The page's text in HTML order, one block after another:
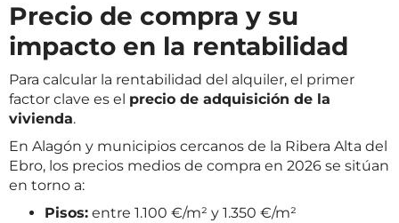
Precio de compra y su
impacto en la rentabilidad
Para calcular la rentabilidad del alquiler, el primer
factor clave es el precio de adquisición de la
vivienda.
En Alagón y municipios cercanos de la Ribera Alta del
Ebro, los precios medios de compra en 2026 se sitúan
en torno a:
Pisos: entre 1.100 €/m² y 1.350 €/m²